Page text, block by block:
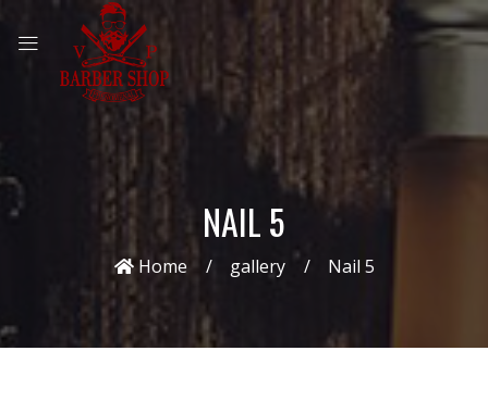
NAIL 5
Home gallery Nail 5